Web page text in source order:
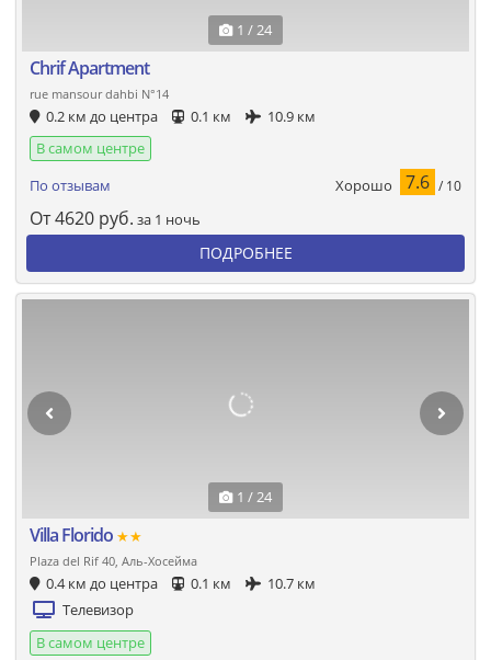
1 / 24
Chrif Apartment
rue mansour dahbi N°14
0.2 км до центра 0.1 км
10.9 км
В самом центре
По отзывам
Хорошо 7.6 / 10
От4620 руб. за 1 ночь
ПОДРОБНЕЕ
1 / 24
Villa Florido ★★
Plaza del Rif 40, Аль-Хосейма
0.4 км до центра 0.1 км
10.7 км
Телевизор
В самом центре